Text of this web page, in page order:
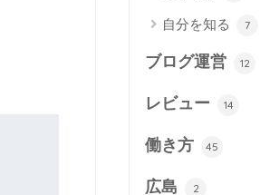
自分を知る 7
ブログ運営 12
レビュー 14
働き方 45
広島 2